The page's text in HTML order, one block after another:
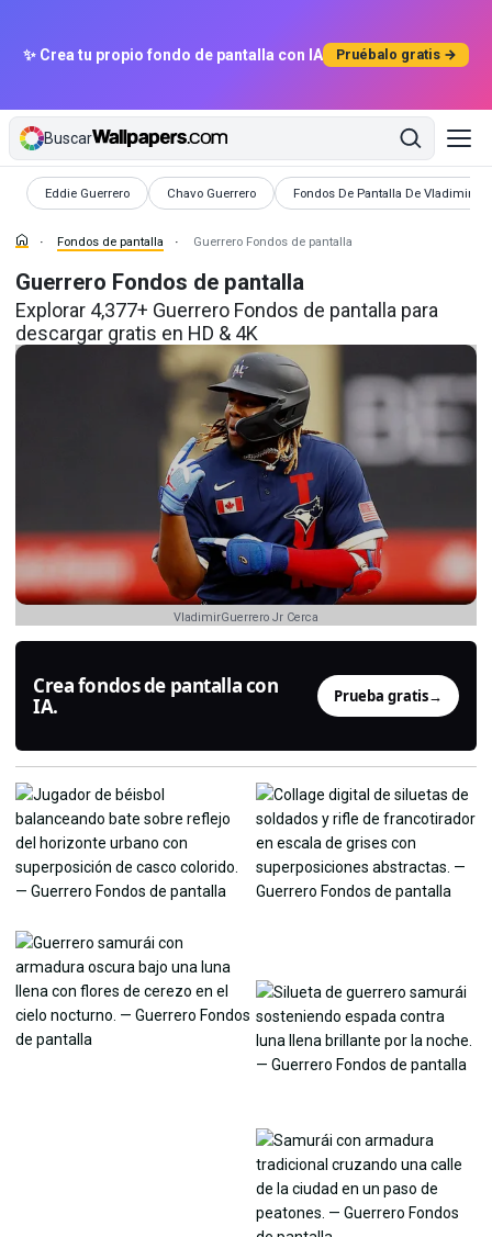
✨ Crea tu propio fondo de pantalla con IA Pruébalo gratis →
Buscar
Eddie Guerrero
Fondos de pantalla Chavo Guerrero
Fondos de pantalla Fondos De Pantalla De Vladimir
Fondos de pantalla
Fondos de pantalla Guerrero Fondos de pantalla
Guerrero Fondos de pantalla
Explorar 4,377+ Guerrero Fondos de pantalla para
descargar gratis en HD & 4K
VladimirGuerrero Jr Cerca
Crea fondos de pantalla con
IA.
Prueba gratis→